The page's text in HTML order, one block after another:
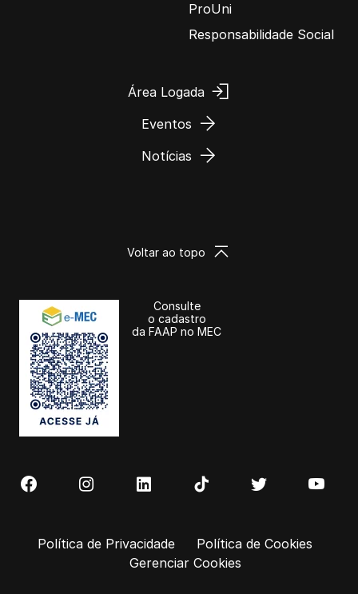
ProUni
Responsabilidade Social
Área Logada
Eventos
Notícias
Consulte
o cadastro
da FAAP no MEC
Voltar ao topo
Política de Privacidade
Política de Cookies
Gerenciar Cookies